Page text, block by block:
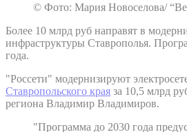
© Фото: Мария Новоселова/
Более 10 млрд руб направят в
инфраструктуры Ставрополья.
года.
"Россети" модернизируют
Ставропольского края за 10,5 млрд
региона Владимир Владимиров.
"Программа до 2030 года